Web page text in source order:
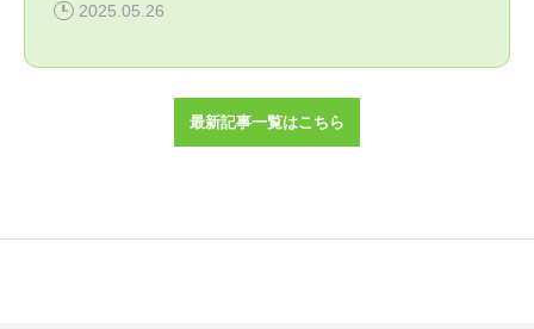
2025.05.26
最新記事一覧はこちら